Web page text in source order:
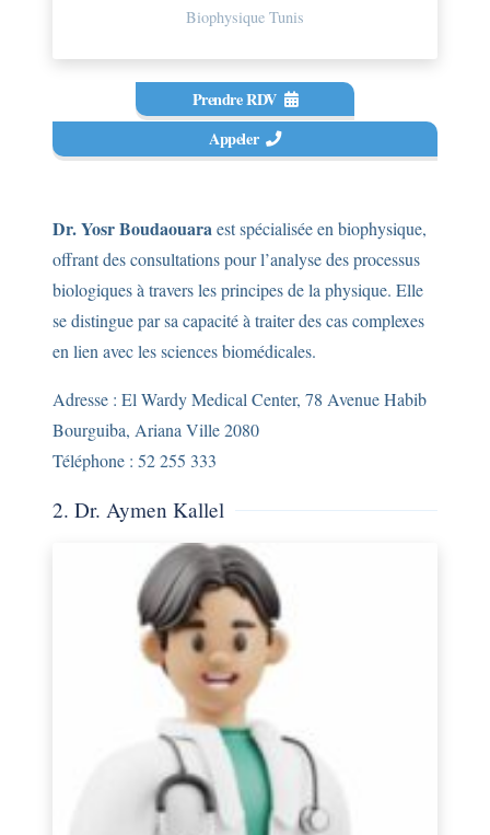
Biophysique Tunis
Prendre RDV
Appeler
Dr. Yosr Boudaouaraest spécialisée en biophysique,
offrant des consultations pour l’analyse des processus
biologiques à travers les principes de la physique. Elle
se distingue par sa capacité à traiter des cas complexes
en lien avec les sciences biomédicales.
Adresse : El Wardy Medical Center, 78 Avenue Habib
Bourguiba, Ariana Ville 2080
Téléphone : 52 255 333
2. Dr. Aymen Kallel